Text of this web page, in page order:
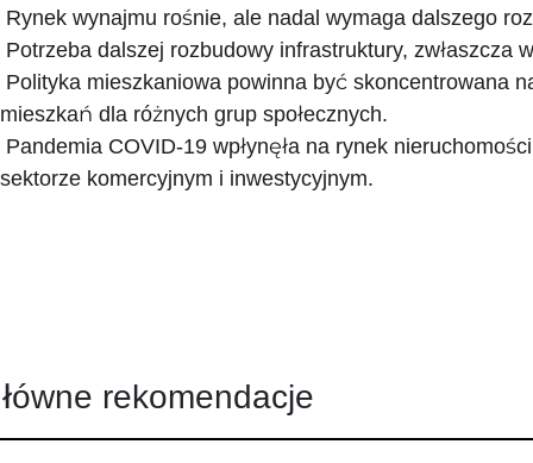
Rynek wynajmu rośnie, ale nadal wymaga dalszego
Potrzeba dalszej rozbudowy infrastruktury, zwłaszcza
Polityka mieszkaniowa powinna być skoncentrowana
mieszkań dla różnych grup społecznych.
Pandemia COVID-19 wpłynęła na rynek
sektorze komercyjnym i inwestycyjnym.
rekomendacje